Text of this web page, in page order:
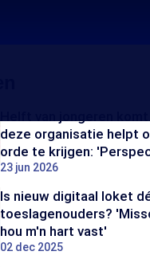
deze organisatie helpt
orde te krijgen:
23 jun 2026
Is nieuw digitaal loket
toeslagenouders?
hou m'n hart vast'
02 dec 2025